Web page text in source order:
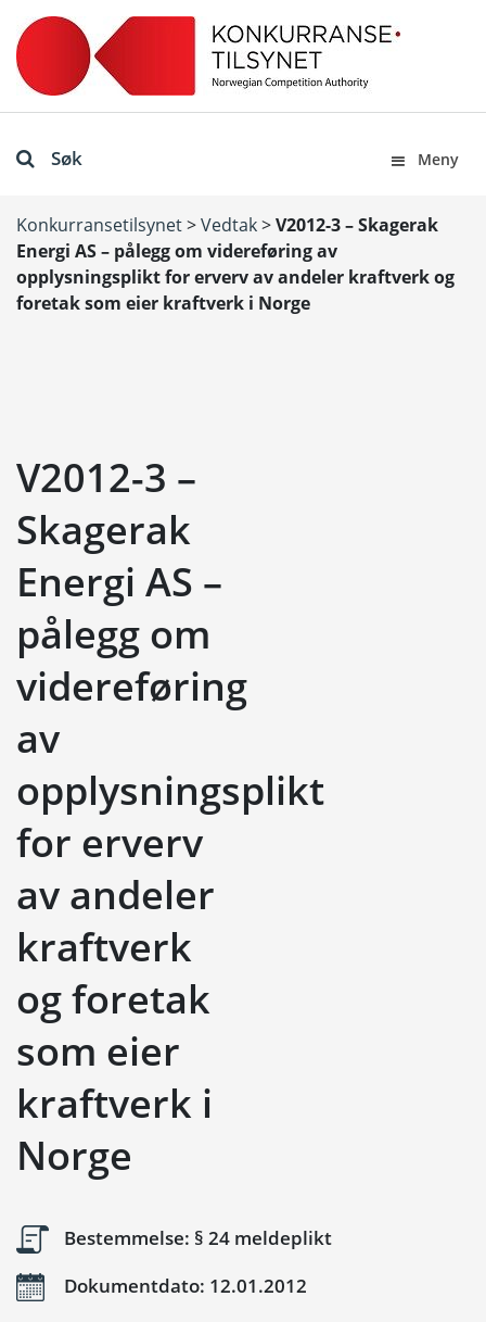
Søk Meny
Konkurransetilsynet>Vedtak>V2012-3 – Skagerak
Energi AS – pålegg om videreføring av
opplysningsplikt for erverv av andeler kraftverk og
foretak som eier kraftverk i Norge
V2012-3 –
Skagerak
Energi AS –
pålegg om
videreføring
av
opplysningsplikt
for erverv
av andeler
kraftverk
og foretak
som eier
kraftverk i
Norge
Bestemmelse: § 24 meldeplikt
Dokumentdato: 12.01.2012